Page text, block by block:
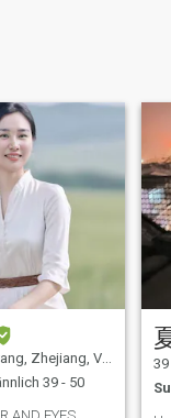
Volksrep. China
39 - 50
39